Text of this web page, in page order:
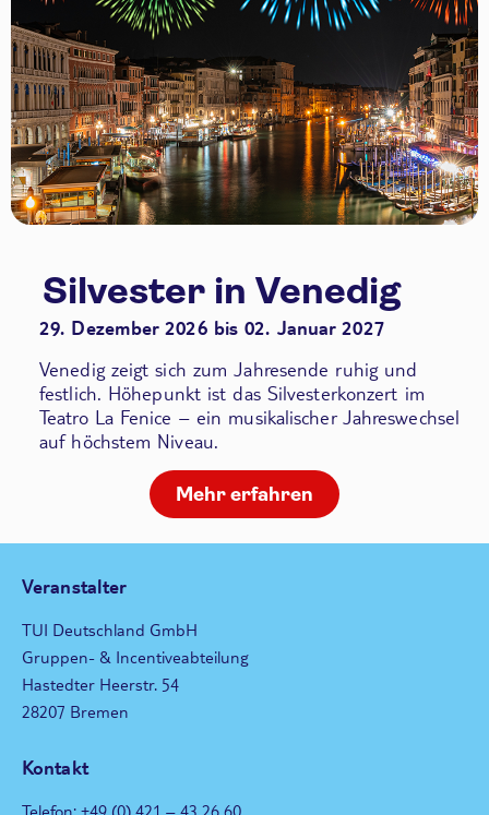
Silvester in Venedig
29. Dezember 2026 bis 02. Januar 2027
Venedig zeigt sich zum Jahresende ruhig und
festlich. Höhepunkt ist das Silvesterkonzert im
Teatro La Fenice – ein musikalischer Jahreswechsel
auf höchstem Niveau.
Mehr erfahren
Veranstalter
TUI Deutschland GmbH
Gruppen- & Incentiveabteilung
Hastedter Heerstr. 54
28207 Bremen
Kontakt
Telefon: +49 (0) 421 – 43 26 60